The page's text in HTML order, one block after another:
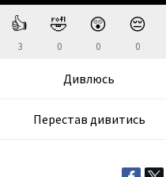
👍
3
🤣
0
😲
0
😔
0
Дивлюсь
Перестав дивитись